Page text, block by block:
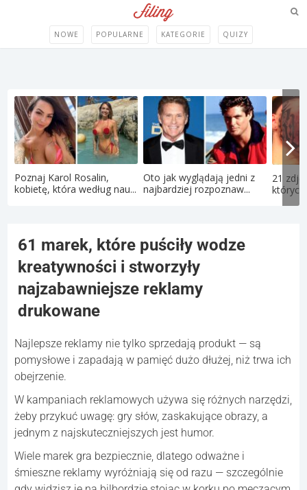
NOWE POPULARNE KATEGORIE QUIZY
Poznaj Karol Rosalin,
kobietę, która według nau...
Oto jak wyglądają jedni z
najbardziej rozpoznaw...
21
których
61 marek, które puściły wodze
kreatywności i stworzyły
najzabawniejsze reklamy
drukowane
Najlepsze reklamy nie tylko sprzedają produkt — są
pomysłowe i zapadają w pamięć dużo dłużej, niż trwa ich
obejrzenie.
W kampaniach reklamowych używa się różnych narzędzi,
żeby przykuć uwagę: gry słów, zaskakujące obrazy, a
jednym z najskuteczniejszych jest humor.
Wiele marek gra bezpiecznie, dlatego odważne i
śmieszne reklamy wyróżniają się od razu — szczególnie